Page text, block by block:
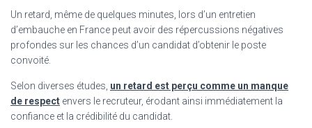
Un retard, même de quelques minutes, lors d’un entretien
d’embauche en France peut avoir des répercussions négatives
profondes sur les chances d’un candidat d’obtenir le poste
convoité.
Selon diverses études, un retard est perçu comme un manque
de respect envers le recruteur, érodant ainsi immédiatement la
confiance et la crédibilité du candidat.